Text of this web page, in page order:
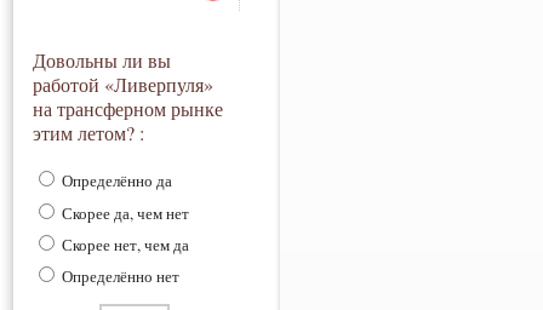
Довольны ли вы
работой «Ливерпуля»
на трансферном рынке
этим летом? :
Определённо да
Скорее да, чем нет
Скорее нет, чем да
Определённо нет